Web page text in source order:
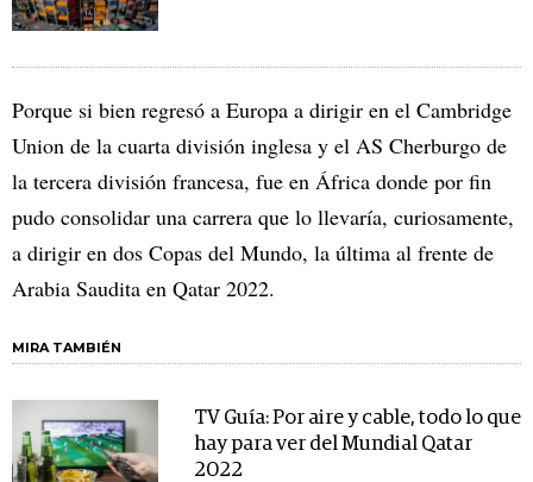
Porque si bien regresó a Europa a dirigir en el Cambridge
Union de la cuarta división inglesa y el AS Cherburgo de
la tercera división francesa, fue en África donde por fin
pudo consolidar una carrera que lo llevaría, curiosamente,
a dirigir en dos Copas del Mundo, la última al frente de
Arabia Saudita en Qatar 2022.
MIRA TAMBIÉN
TV Guía: Por aire y cable, todo lo que
hay para ver del Mundial Qatar
2022